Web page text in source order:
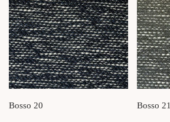
Bosso 20 Bosso 21